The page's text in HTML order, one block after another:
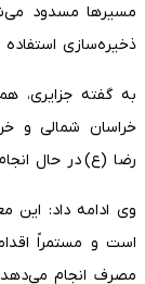
مسیرها مسدود
ذخیره‌سازی استفاده
به گفته جزایری،
خراسان شمالی و
رضا (ع) در حال
وی ادامه داد: این
است و مستمراً
مصرف انجام